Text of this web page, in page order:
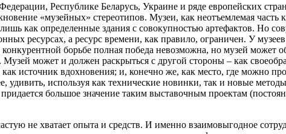
Республике Беларусь, Украине и ряде европейских
«музейных» стереотипов. Музеи, как неотъемлемая часть
как определенные здания с совокупностью артефактов. Но
ресурсах, а ресурс времени, как правило, ограничен. У
борьбе полная победа невозможна, но музей может
может и должен раскрыться с другой стороны – как
источник вдохновения; и, конечно же, как место, где можно
удивить, используя как технические новинки, так и новые
придается большое значение таким выставочным проектам
не хватает опыта и средств. И именно взаимовыгодное